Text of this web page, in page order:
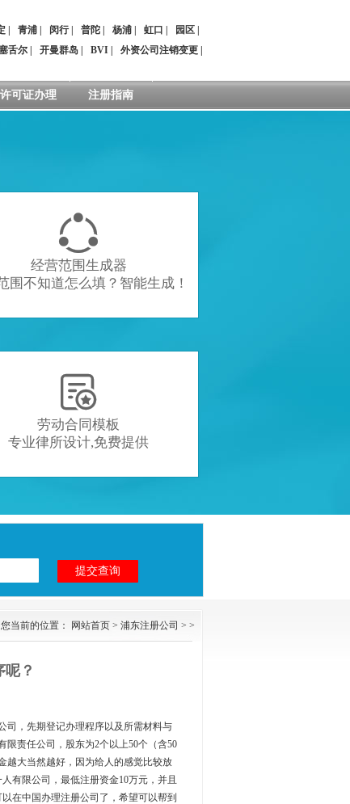
青浦 闵行| 普陀 杨浦 虹口 园区
舌尔 开曼群岛 BVI 外资公司注销变更
许可证办理 注册指南

经营范围生成器
围不知道怎么填？智能生成！

劳动合同模板
专业律所设计,免费提供
您当前的位置： 网站首页 > 浦东注册公司 > >
？
司，先期登记办理程序以及所需材料与
责任公司，股东为2个以上50个（含50
越大当然越好，因为给人的感觉比较放
有限公司，最低注册资金10万元，并且
在中国办理注册公司了，希望可以帮到